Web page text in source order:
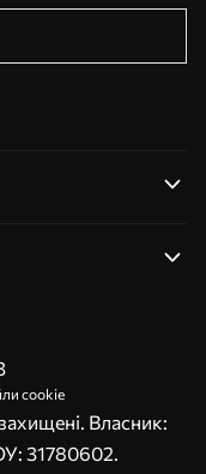
cookie
Власник:
31780602.